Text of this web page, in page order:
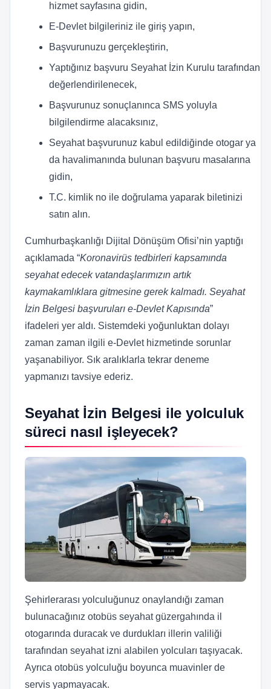
hizmet sayfasına gidin,
E-Devlet bilgileriniz ile giriş yapın,
Başvurunuzu gerçekleştirin,
Yaptığınız başvuru Seyahat İzin Kurulu tarafından
değerlendirilenecek,
Başvurunuz sonuçlanınca SMS yoluyla
bilgilendirme alacaksınız,
Seyahat başvurunuz kabul edildiğinde otogar ya
da havalimanında bulunan başvuru masalarına
gidin,
T.C. kimlik no ile doğrulama yaparak biletinizi
satın alın.
Cumhurbaşkanlığı Dijital Dönüşüm Ofisi’nin yaptığı
açıklamada “Koronavirüs tedbirleri kapsamında
seyahat edecek vatandaşlarımızın artık
kaymakamlıklara gitmesine gerek kalmadı. Seyahat
İzin Belgesi başvuruları e-Devlet Kapısında”
ifadeleri yer aldı. Sistemdeki yoğunluktan dolayı
zaman zaman ilgili e-Devlet hizmetinde sorunlar
yaşanabiliyor. Sık aralıklarla tekrar deneme
yapmanızı tavsiye ederiz.
Seyahat İzin Belgesi ile yolculuk
süreci nasıl işleyecek?
Şehirlerarası yolculuğunuz onaylandığı zaman
bulunacağınız otobüs seyahat güzergahında il
otogarında duracak ve durdukları illerin valiliği
tarafından seyahat izni alabilen yolcuları taşıyacak.
Ayrıca otobüs yolculuğu boyunca muavinler de
servis yapmayacak.